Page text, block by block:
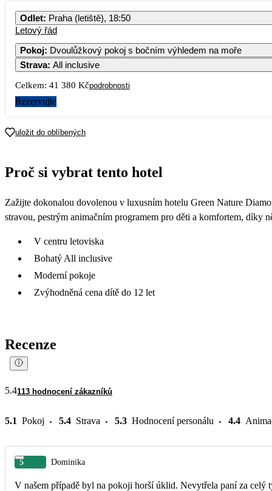
Odlet: Praha (letiště), 18:50
Letový řád
Pokoj: Dvoulůžkový pokoj s bočním výhledem na moře
Strava: All inclusive
Celkem: 41 380 Kčpodrobnosti
Rezervujte
uložit do oblíbených
Proč si vybrat tento hotel
Zažijte dokonalou dovolenou v luxusním hotelu Green Nature
stravou, pestrým animačním programem pro děti a komfortem, díky
V centru letoviska
Bohatý All inclusive
Moderní pokoje
Zvýhodněná cena dítě do 12 let
Recenze
5.4113 hodnocení zákazníků
5.1 Pokoj 5.4 Strava 5.3 Hodnocení personálu 4.4
5 Dominika
V našem případě byl na pokoji horší úklid. Nevytřela paní za celý